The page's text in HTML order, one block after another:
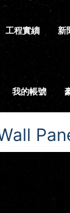
工程實績 新
我的帳號